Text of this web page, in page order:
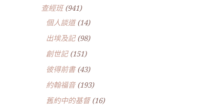
查經班(941)
個人談道(14)
出埃及記(98)
創世記(151)
彼得前書(43)
約翰福音(193)
舊約中的基督(16)